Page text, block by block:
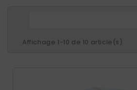
Affichage 1-10 de 10 article(s)